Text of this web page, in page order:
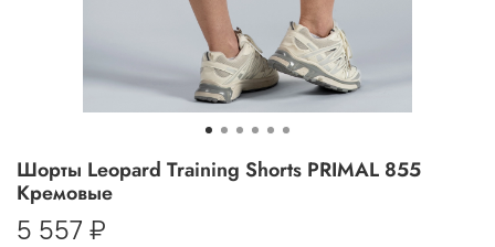
Шорты Leopard Training Shorts PRIMAL 855
Кремовые
5 557 ₽